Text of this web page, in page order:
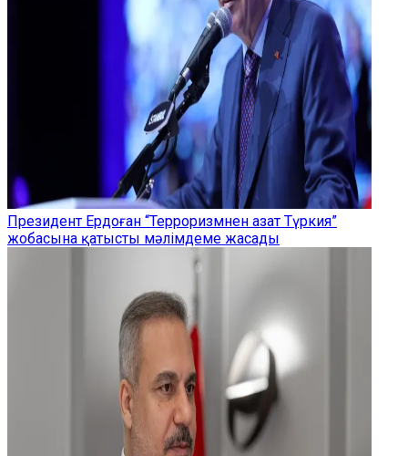
Президент Ердоған “Терроризмнен азат Түркия”
жобасына қатысты мәлімдеме жасады